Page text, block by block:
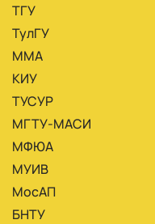
ТГУ
ТулГУ
ММА
КИУ
ТУСУР
МГТУ-МАСИ
МФЮА
МУИВ
МосАП
БНТУ